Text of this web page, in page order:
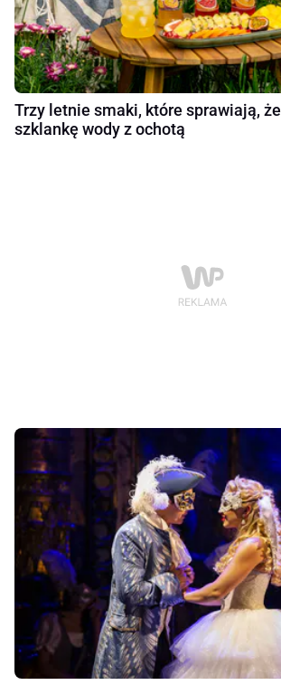
Trzy letnie smaki, które sprawiają,
szklankę wody z ochotą